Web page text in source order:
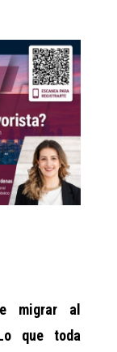
migrar al
que toda